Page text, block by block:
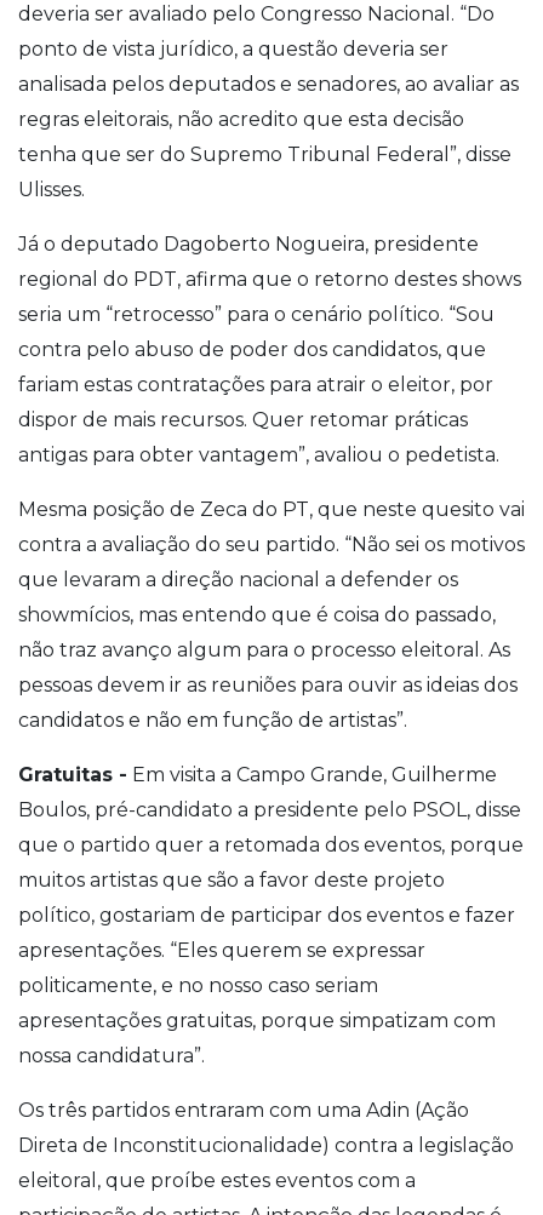
deveria ser avaliado pelo Congresso Nacional. “Do
ponto de vista jurídico, a questão deveria ser
analisada pelos deputados e senadores, ao avaliar as
regras eleitorais, não acredito que esta decisão
tenha que ser do Supremo Tribunal Federal”, disse
Ulisses.
Já o deputado Dagoberto Nogueira, presidente
regional do PDT, afirma que o retorno destes shows
seria um “retrocesso” para o cenário político. “Sou
contra pelo abuso de poder dos candidatos, que
fariam estas contratações para atrair o eleitor, por
dispor de mais recursos. Quer retomar práticas
antigas para obter vantagem”, avaliou o pedetista.
Mesma posição de Zeca do PT, que neste quesito vai
contra a avaliação do seu partido. “Não sei os motivos
que levaram a direção nacional a defender os
showmícios, mas entendo que é coisa do passado,
não traz avanço algum para o processo eleitoral. As
pessoas devem ir as reuniões para ouvir as ideias dos
candidatos e não em função de artistas”.
Gratuitas - Em visita a Campo Grande, Guilherme
Boulos, pré-candidato a presidente pelo PSOL, disse
que o partido quer a retomada dos eventos, porque
muitos artistas que são a favor deste projeto
político, gostariam de participar dos eventos e fazer
apresentações. “Eles querem se expressar
politicamente, e no nosso caso seriam
apresentações gratuitas, porque simpatizam com
nossa candidatura”.
Os três partidos entraram com uma Adin (Ação
Direta de Inconstitucionalidade) contra a legislação
eleitoral, que proíbe estes eventos com a